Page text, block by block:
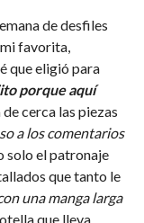
de desfiles
favorita,
que eligió para
porque aquí
cerca las piezas
a los comentarios
solo el patronaje
que tanto le
una manga larga
que lleva